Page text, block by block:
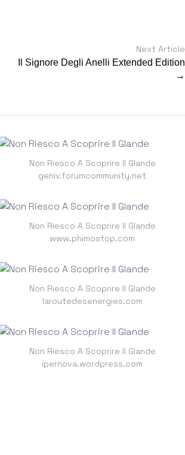
Next Article
Il Signore Degli Anelli Extended Edition
→
Non Riesco A Scoprire Il Glande
geniv.forumcommunity.net
Non Riesco A Scoprire Il Glande
www.phimostop.com
Non Riesco A Scoprire Il Glande
laroutedesenergies.com
Non Riesco A Scoprire Il Glande
ipernova.wordpress.com